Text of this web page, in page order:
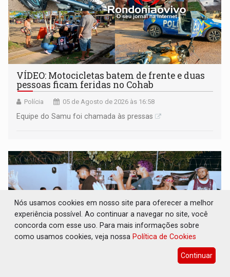
VÍDEO: Motocicletas batem de frente e duas
pessoas ficam feridas no Cohab
Polícia 05 de Agosto de 2026 às 16:58
Equipe do Samu foi chamada às pressas
Nós usamos cookies em nosso site para oferecer a melhor
experiência possível. Ao continuar a navegar no site, você
concorda com esse uso. Para mais informações sobre
como usamos cookies, veja nossa Política de Cookies
Continuar